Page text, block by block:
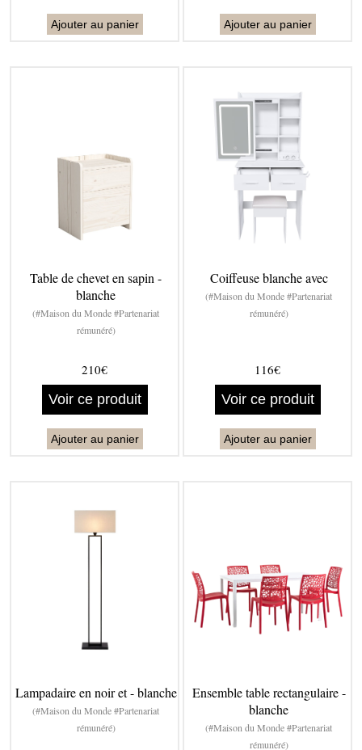
Ajouter au panier Ajouter au panier
Table de chevet en sapin -
blanche
(#Maison du Monde #Partenariat
rémunéré)
210€
Voir ce produit
Ajouter au panier
Coiffeuse blanche avec
(#Maison du Monde #Partenariat
rémunéré)
116€
Voir ce produit
Ajouter au panier
Lampadaire en noir et - blanche
(#Maison du Monde #Partenariat
rémunéré)
Ensemble table rectangulaire -
blanche
(#Maison du Monde #Partenariat
rémunéré)